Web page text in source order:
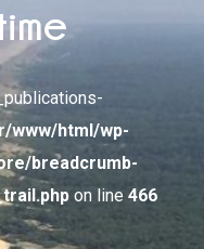
www/html/wp-
breadcrumb-
on line 466